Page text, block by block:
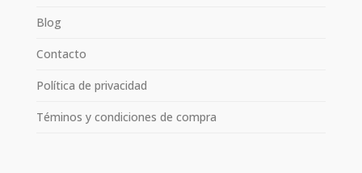
Blog
Contacto
Política de privacidad
Téminos y condiciones de compra